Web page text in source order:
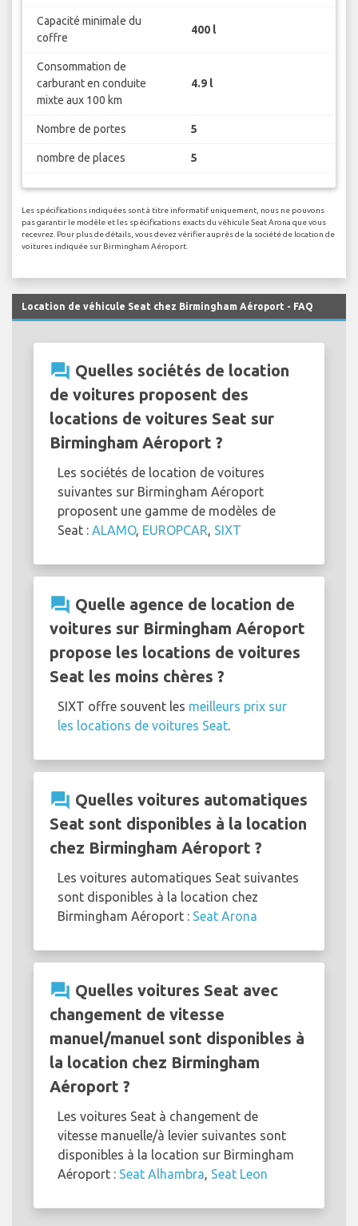
Capacité minimale du
coffre
400 l
Consommation de
carburant en conduite
mixte aux 100 km
4.9 l
Nombre de portes 5
nombre de places 5
Les spécifications indiquées sont à titre informatif uniquement, nous ne pouvons
pas garantir le modèle et les spécifications exacts du véhicule Seat Arona que vous
recevrez. Pour plus de détails, vous devez vérifier auprès de la société de location de
voitures indiquée sur Birmingham Aéroport.
Location de véhicule Seat chez Birmingham Aéroport - FAQ
question_answer Quelles sociétés de location
de voitures proposent des
locations de voitures Seat sur
Birmingham Aéroport ?
Les sociétés de location de voitures
suivantes sur Birmingham Aéroport
proposent une gamme de modèles de
Seat : ALAMO, EUROPCAR SIXT
question_answer Quelle agence de location de
voitures sur Birmingham Aéroport
propose les locations de voitures
Seat les moins chères ?
SIXT offre souvent les meilleurs prix sur
les locations de voitures Seat
question_answer Quelles voitures automatiques
Seat sont disponibles à la location
chez Birmingham Aéroport ?
Les voitures automatiques Seat suivantes
sont disponibles à la location chez
Birmingham Aéroport : Seat Arona
question_answer Quelles voitures Seat avec
changement de vitesse
manuel/manuel sont disponibles à
la location chez Birmingham
Aéroport ?
Les voitures Seat à changement de
vitesse manuelle/à levier suivantes sont
disponibles à la location sur Birmingham
Aéroport : Seat Alhambra Seat Leon